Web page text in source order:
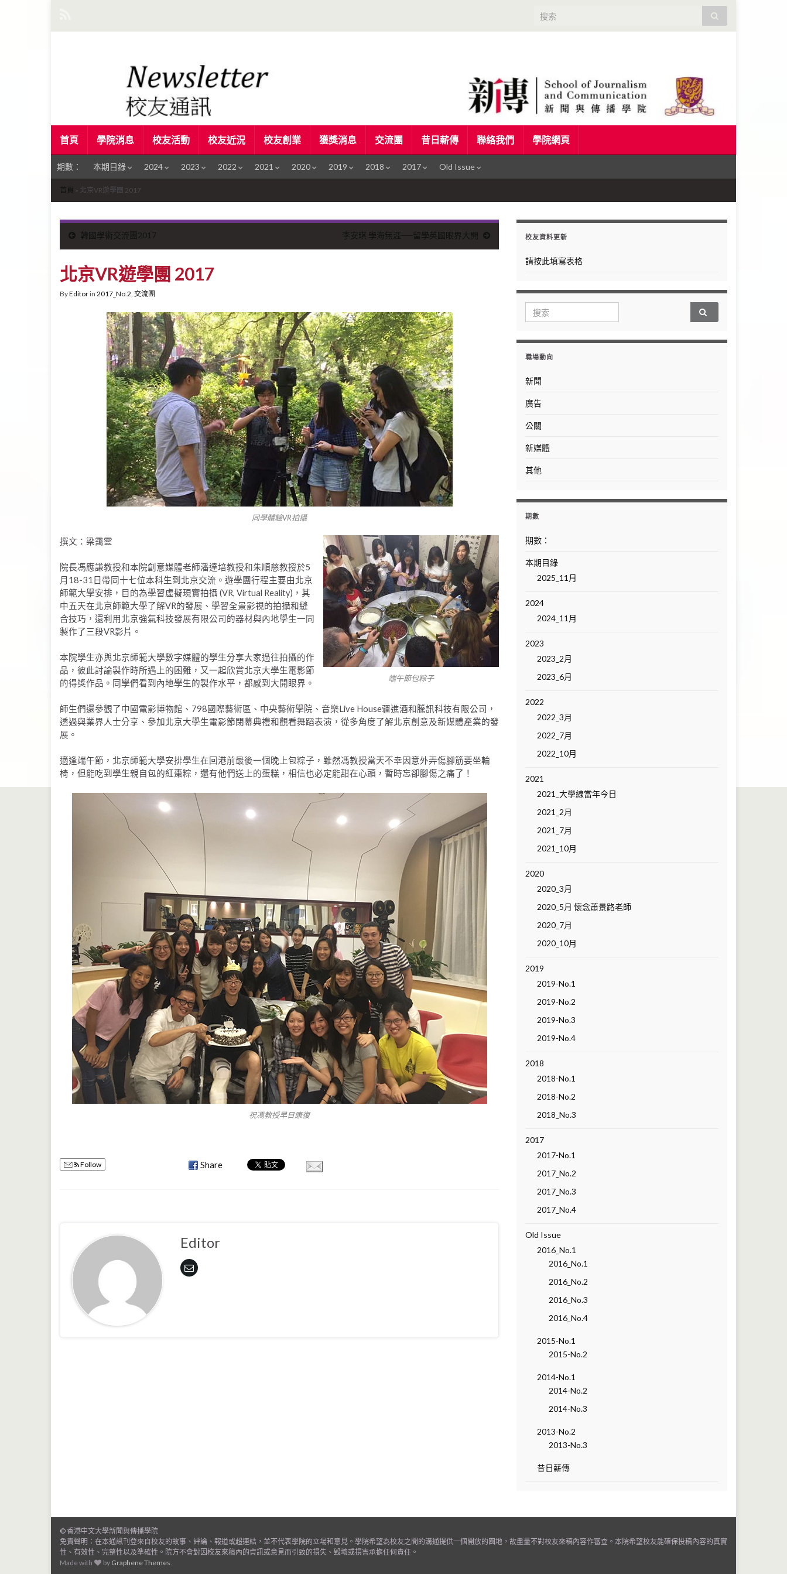
Search for:
首頁 學院消息 校友活動 校友近況 校友創業 獲獎消息 交流團 昔日薪傳 聯絡我們 學院網頁
期數： 本期目錄 2024 2023 2022 2021 2020 2019 2018 2017 Old Issue
首頁 » 北京VR遊學團 2017
韓國學術交流團2017 李安琪 學海無涯──留學英國眼界大開
北京VR遊學團 2017
ByEditorin 2017_No.2, 交流團
同學體驗VR拍攝
端午節包粽子
撰文：梁靄靈
院長馮應謙教授和本院創意媒體老師潘達培教授和朱順慈教授於5
月18-31日帶同十七位本科生到北京交流。遊學團行程主要由北京
師範大學安排，目的為學習虛擬現實拍攝 (VR, Virtual Reality)，其
中五天在北京師範大學了解VR的發展、學習全景影視的拍攝和縫
合技巧，還利用北京強氣科技發展有限公司的器材與內地學生一同
製作了三段VR影片。
本院學生亦與北京師範大學數字媒體的學生分享大家過往拍攝的作
品，彼此討論製作時所遇上的困難，又一起欣賞北京大學生電影節
的得獎作品。同學們看到內地學生的製作水平，都感到大開眼界。
師生們還參觀了中國電影博物館、798國際藝術區、中央藝術學院、音樂Live House疆進酒和騰訊科技有限公司，
透過與業界人士分享、參加北京大學生電影節閉幕典禮和觀看舞蹈表演，從多角度了解北京創意及新媒體產業的發
展。
適逢端午節，北京師範大學安排學生在回港前最後一個晚上包粽子，雖然馮教授當天不幸因意外弄傷腳筋要坐輪
椅，但能吃到學生親自包的紅棗粽，還有他們送上的蛋糕，相信也必定能甜在心頭，暫時忘卻腳傷之痛了！
祝馮教授早日康復
Follow Share
Editor
校友資料更新
請按此填寫表格
Search for:
職場動向
新聞
廣告
公關
新媒體
其他
期數
期數：
本期目錄
2025_11月
2024
2024_11月
2023
2023_2月
2023_6月
2022
2022_3月
2022_7月
2022_10月
2021
2021_大學線當年今日
2021_2月
2021_7月
2021_10月
2020
2020_3月
2020_5月 懷念蕭景路老師
2020_7月
2020_10月
2019
2019-No.1
2019-No.2
2019-No.3
2019-No.4
2018
2018-No.1
2018-No.2
2018_No.3
2017
2017-No.1
2017_No.2
2017_No.3
2017_No.4
Old Issue
2016_No.1
2016_No.1
2016_No.2
2016_No.3
2016_No.4
2015-No.1
2015-No.2
2014-No.1
2014-No.2
2014-No.3
2013-No.2
2013-No.3
昔日薪傳
© 香港中文大學新聞與傳播學院
免責聲明：在本通訊刊登來自校友的故事、評論、報道或超連結，並不代表學院的立場和意見。學院希望為校友之間的溝通提供一個開放的園地，故盡量不對校友來稿內容作審查。本院希望校友能確保投稿內容的真實
性、有效性、完整性以及準確性。院方不會對因校友來稿內的資訊或意見而引致的損失、毀壞或損害承擔任何責任。
Made with
by Graphene Themes.